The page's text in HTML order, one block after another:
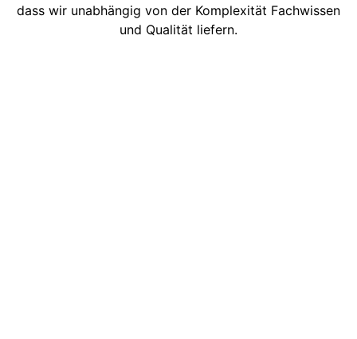
dass wir unabhängig von der Komplexität Fachwissen
und Qualität liefern.